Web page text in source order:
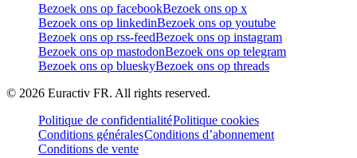
Bezoek ons op facebookBezoek ons op x
Bezoek ons op linkedinBezoek ons op youtube
Bezoek ons op rss-feedBezoek ons op instagram
Bezoek ons op mastodonBezoek ons op telegram
Bezoek ons op blueskyBezoek ons op threads
© 2026 Euractiv FR. All rights reserved.
Politique de confidentialitéPolitique cookies
Conditions généralesConditions d’abonnement
Conditions de vente